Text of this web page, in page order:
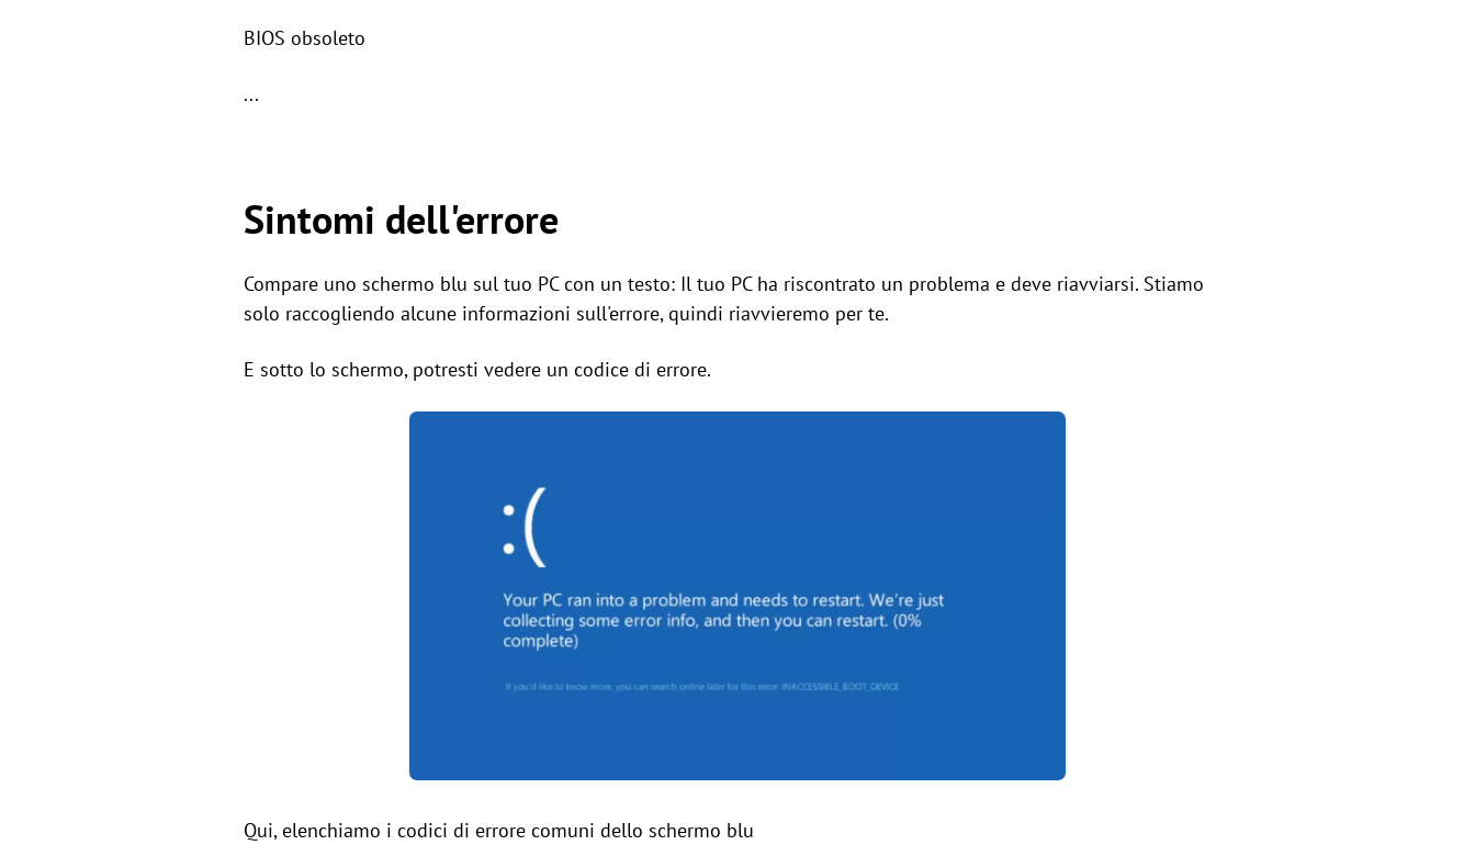
BIOS obsoleto
...
Sintomi dell'errore
Compare uno schermo blu sul tuo PC con un testo: Il tuo PC ha riscontrato un problema e deve riavviarsi. Stiamo
solo raccogliendo alcune informazioni sull'errore, quindi riavvieremo per te.
E sotto lo schermo, potresti vedere un codice di errore.
Qui, elenchiamo i codici di errore comuni dello schermo blu